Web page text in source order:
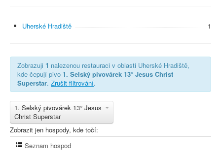
Uherské Hradiště 1
Zobrazuji 1 nalezenou restauraci v oblasti Uherské Hradiště,
kde čepují pivo 1. Selský pivovárek 13° Jesus Christ
Superstar. Zrušit filtrování.
1. Selský pivovárek 13° Jesus
Christ Superstar
Zobrazit jen hospody, kde točí:
Seznam hospod